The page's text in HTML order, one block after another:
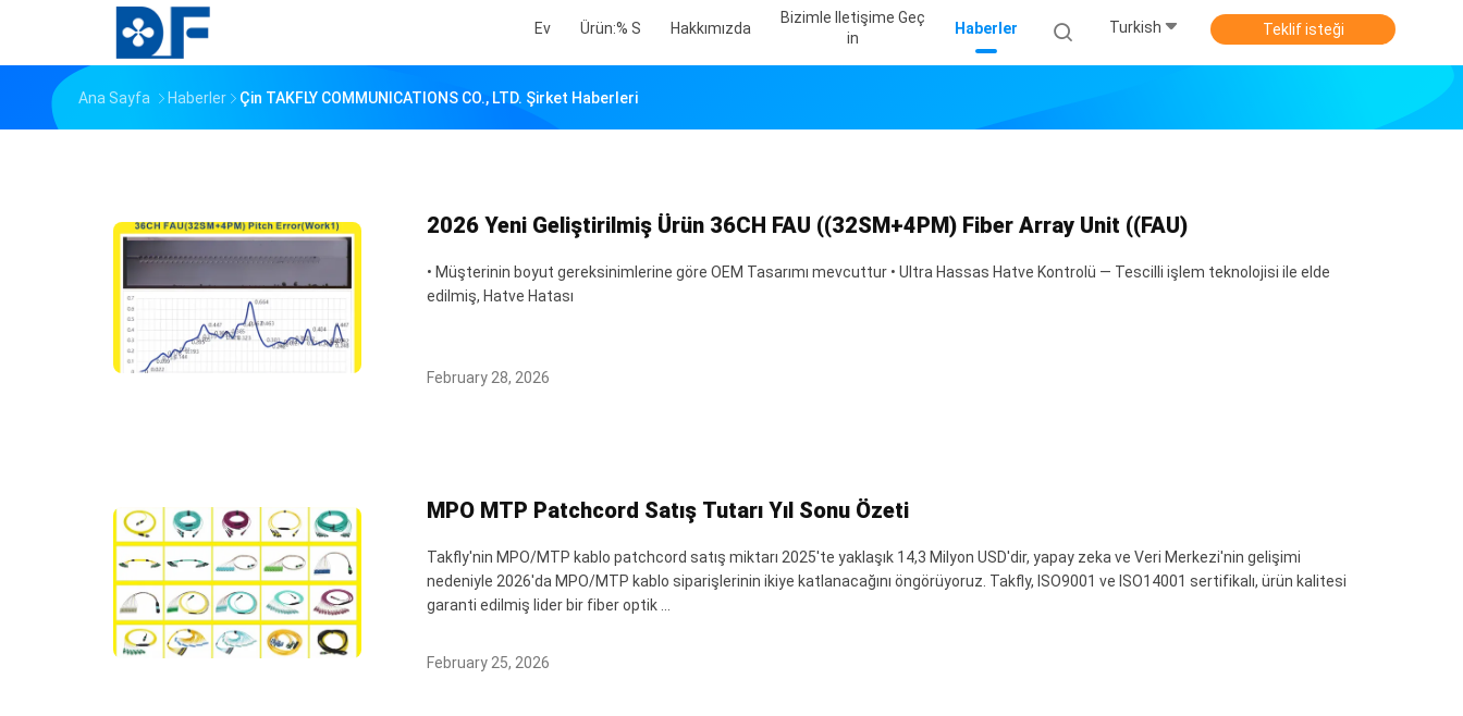
Ev Ürün:% S Hakkımızda
Bizimle Iletişime Geç
In
Haberler Turkish Teklif isteği
Ana Sayfa Haberler Çin TAKFLY COMMUNICATIONS CO., LTD. Şirket Haberleri
2026 Yeni Geliştirilmiş Ürün 36CH FAU ((32SM+4PM) Fiber Array Unit ((FAU)
• Müşterinin boyut gereksinimlerine göre OEM Tasarımı mevcuttur • Ultra Hassas Hatve Kontrolü — Tescilli işlem teknolojisi ile elde
edilmiş, Hatve Hatası
February 28, 2026
MPO MTP Patchcord Satış Tutarı Yıl Sonu Özeti
Takfly'nin MPO/MTP kablo patchcord satış miktarı 2025'te yaklaşık 14,3 Milyon USD'dir, yapay zeka ve Veri Merkezi'nin gelişimi
nedeniyle 2026'da MPO/MTP kablo siparişlerinin ikiye katlanacağını öngörüyoruz. Takfly, ISO9001 ve ISO14001 sertifikalı, ürün kalitesi
garanti edilmiş lider bir fiber optik ...
February 25, 2026